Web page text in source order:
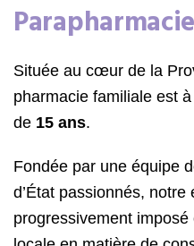
Située au cœur de la
pharmacie familiale est
de 15 ans.
Fondée par une équipe
d’État passionnés, notre
progressivement